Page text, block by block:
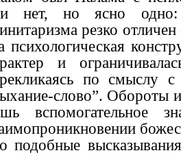
нет, но ясно одно:
резко
психологическая
и
по смыслу с
слово”. Обороты
вспомогательное
подобные